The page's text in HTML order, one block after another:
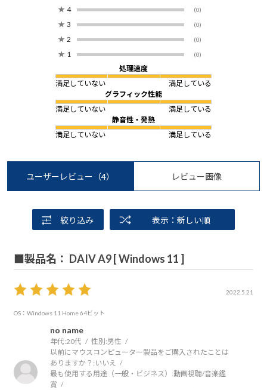
★ 4 (0)
★ 3 (0)
★ 2 (0)
★ 1 (0)
処理速度
満足していない
満足している
グラフィック性能
満足していない
満足している
静音性・発熱
満足していない
満足している
ユーザーレビュー （4） レビュー画像
絞り込み 表示：新しい順
■製品名： DAIV A9 [ Windows 11 ]
2022.5.21
OS：Windows 11 Home 64ビット
no name
年代:20代 性別:男性
以前にマウスコンピューター製品をご購入されたことは
ありますか？: いいえ
最も使用する用途（一般・ビジネス）:動画視聴/音楽鑑
賞